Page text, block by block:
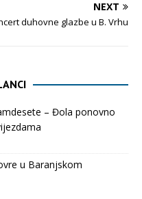
NEXT
duhovne glazbe u B. Vrhu
– Đola ponovno
u Baranjskom